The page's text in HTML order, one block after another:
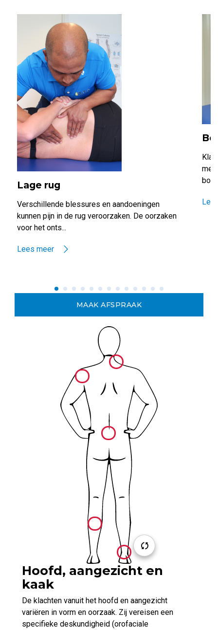
Lage rug
Verschillende blessures en aandoeningen
kunnen pijn in de rug veroorzaken. De oorzaken
voor het onts...
Lees meer
MAAK AFSPRAAK
Hoofd, aangezicht en
kaak
De klachten vanuit het hoofd en aangezicht
variëren in vorm en oorzaak. Zij vereisen een
specifieke deskundigheid (orofaciale